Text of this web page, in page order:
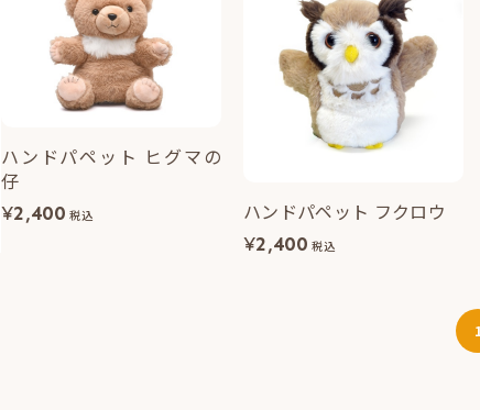
ハンドパペット ヒグマの
仔
¥2,400 税込 ハンドパペット フクロウ
¥2,400 税込
1